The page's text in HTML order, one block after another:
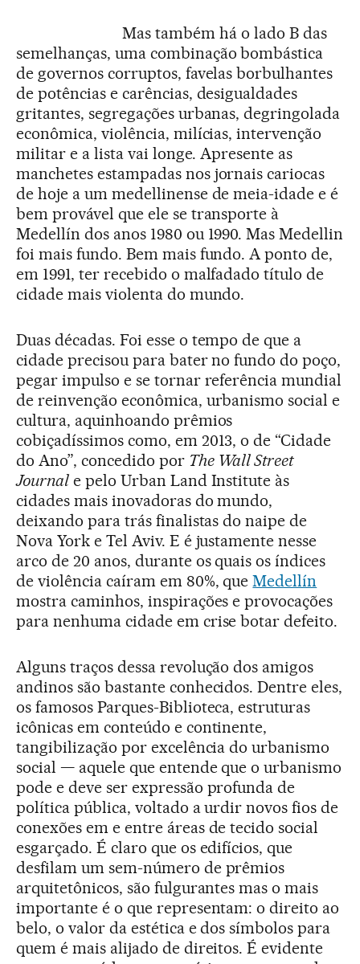
Mas também há o lado B das
semelhanças, uma combinação bombástica
de governos corruptos, favelas borbulhantes
de potências e carências, desigualdades
gritantes, segregações urbanas, degringolada
econômica, violência, milícias, intervenção
militar e a lista vai longe. Apresente as
manchetes estampadas nos jornais cariocas
de hoje a um medellinense de meia-idade e é
bem provável que ele se transporte à
Medellín dos anos 1980 ou 1990. Mas Medellin
foi mais fundo. Bem mais fundo. A ponto de,
em 1991, ter recebido o malfadado título de
cidade mais violenta do mundo.
Duas décadas. Foi esse o tempo de que a
cidade precisou para bater no fundo do poço,
pegar impulso e se tornar referência mundial
de reinvenção econômica, urbanismo social e
cultura, aquinhoando prêmios
cobiçadíssimos como, em 2013, o de “Cidade
do Ano”, concedido por The Wall Street
Journale pelo Urban Land Institute às
cidades mais inovadoras do mundo,
deixando para trás finalistas do naipe de
Nova York e Tel Aviv. E é justamente nesse
arco de 20 anos, durante os quais os índices
de violência caíram em 80%, queMedellín
mostra caminhos, inspirações e provocações
para nenhuma cidade em crise botar defeito.
Alguns traços dessa revolução dos amigos
andinos são bastante conhecidos. Dentre eles,
os famosos Parques-Biblioteca, estruturas
icônicas em conteúdo e continente,
tangibilização por excelência do urbanismo
social — aquele que entende que o urbanismo
pode e deve ser expressão profunda de
política pública, voltado a urdir novos fios de
conexões em e entre áreas de tecido social
esgarçado. É claro que os edifícios, que
desfilam um sem-número de prêmios
arquitetônicos, são fulgurantes mas o mais
importante é o que representam: o direito ao
belo, o valor da estética e dos símbolos para
quem é mais alijado de direitos. É evidente